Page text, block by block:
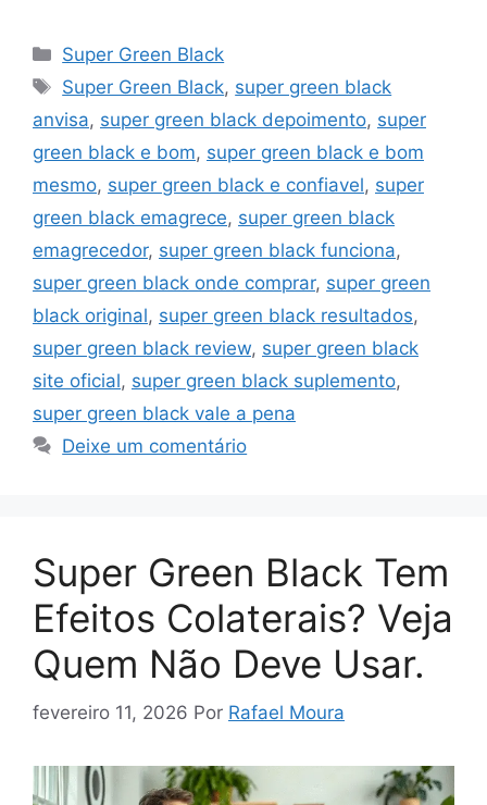
Categorias
Super Green Black
Tags
Super Green Black, super green black
anvisa, super green black depoimento, super
green black e bom, super green black e bom
mesmo, super green black e confiavel, super
green black emagrece, super green black
emagrecedor, super green black funciona,
super green black onde comprar, super green
black original, super green black resultados,
super green black review, super green black
site oficial, super green black suplemento,
super green black vale a pena
Deixe um comentário
Super Green Black Tem
Efeitos Colaterais? Veja
Quem Não Deve Usar.
fevereiro 11, 2026 Por Rafael Moura